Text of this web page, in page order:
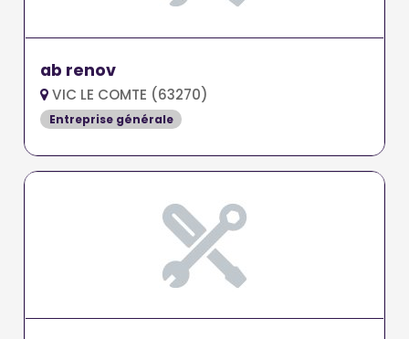
ab renov
VIC LE COMTE (63270)
Entreprise générale